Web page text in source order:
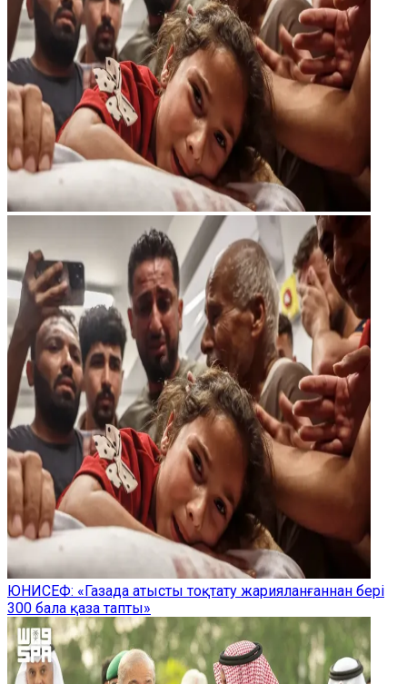
ЮНИСЕФ: «Газада атысты тоқтату жарияланғаннан бері
300 бала қаза тапты»